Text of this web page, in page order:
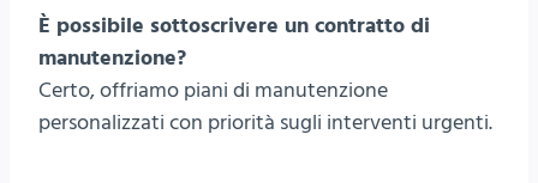
È possibile sottoscrivere un contratto di
manutenzione?
Certo, offriamo piani di manutenzione
personalizzati con priorità sugli interventi urgenti.